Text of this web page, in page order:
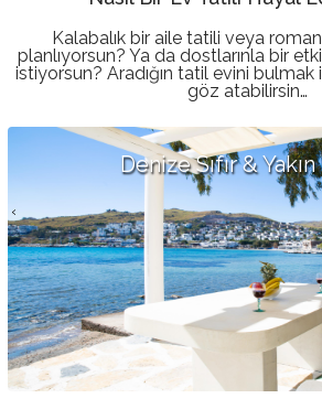
+90
850
532
0135
Kalabalık bir aile tatili veya
planlıyorsun? Ya da dostlarınla bir
istiyorsun? Aradığın tatil evini
göz atabilirsin…
Deniz Manzaralı
‹